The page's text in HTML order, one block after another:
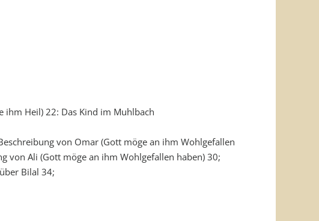
ihm Heil) 22: Das Kind im Muhlbach
von Omar (Gott möge an ihm Wohlgefallen
von Ali (Gott möge an ihm Wohlgefallen haben) 30;
Bilal 34;